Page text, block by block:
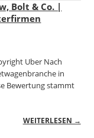
Bolt & Co. |
Uber Nach
in
Bewertung stammt
WEITERLESEN →